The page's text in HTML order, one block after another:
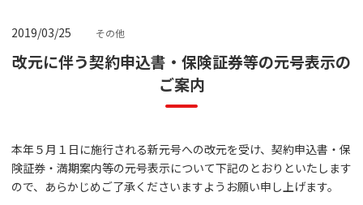
2019/03/25 その他
改元に伴う契約申込書・保険証券等の元号表示の
ご案内
本年５月１日に施行される新元号への改元を受け、契約申込書・保
険証券・満期案内等の元号表示について下記のとおりといたします
ので、あらかじめご了承くださいますようお願い申し上げます。